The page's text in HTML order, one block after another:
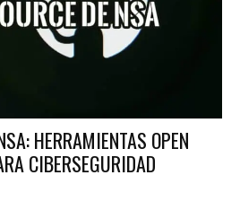
HERRAMIENTAS OPEN
CIBERSEGURIDAD